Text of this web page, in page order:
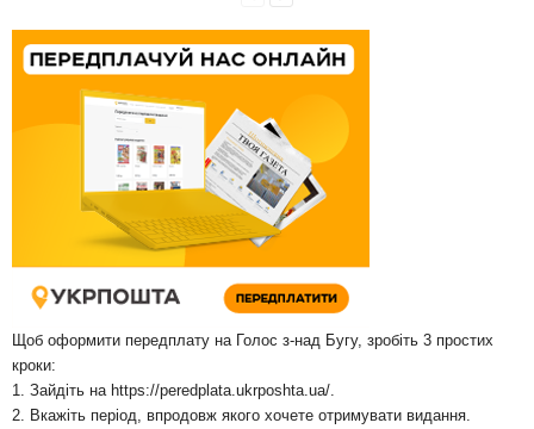
Щоб оформити передплату на Голос з-над Бугу, зробіть 3 простих
кроки:
1. Зайдіть на https://peredplata.ukrposhta.ua/
2. Вкажіть період, впродовж якого хочете отримувати видання.